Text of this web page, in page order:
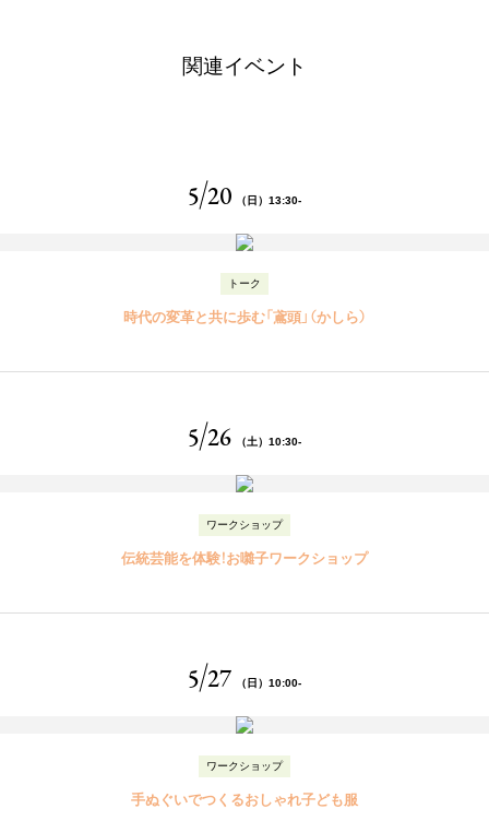
関連イベント
5 20 （日）13:30-
トーク
時代の変革と共に歩む「鳶頭」（かしら）
5 26 （土）10:30-
ワークショップ
伝統芸能を体験！お囃子ワークショップ
5 27 （日）10:00-
ワークショップ
手ぬぐいでつくるおしゃれ子ども服